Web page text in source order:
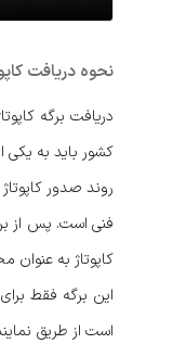
نحوه دریافت
دریافت برگه
کشور باید به یکی
روند صدور
فنی است. پس از
کاپوتاژ به
این برگه فقط
است از طریق